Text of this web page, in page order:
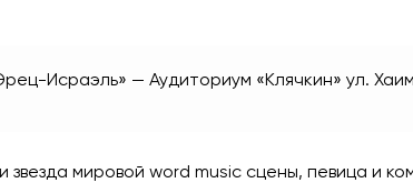
Исраэль» — Аудиториум «Клячкин» ул.
звезда мировой word music сцены, певица и